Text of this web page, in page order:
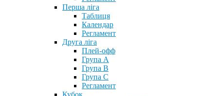
Перша ліга
Таблиця
Календар
Регламент
Друга ліга
Плей-офф
Група А
Група В
Група С
Регламент
Кубок